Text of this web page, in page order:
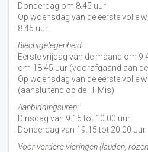
Donderdag om 8.45 uur|
Op woensdag van de eerste volle
8:45 uur.
Biechtgelegenheid
Eerste vrijdag van de maand om
om 18.45 uur (voorafgaand aan de
Op woensdag van de eerste volle
(aansluitend op de H. Mis)
Aanbiddingsuren:
Dinsdag van 9.15 tot 10.00 uur
Donderdag van 19.15 tot 20.00 uur
Voor verdere vieringen (lauden,